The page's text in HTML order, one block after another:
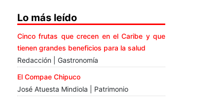
Lo más leído
Cinco frutas que crecen en el Caribe y que
tienen grandes beneficios para la salud
Redacción | Gastronomía
El Compae Chipuco
José Atuesta Mindiola | Patrimonio